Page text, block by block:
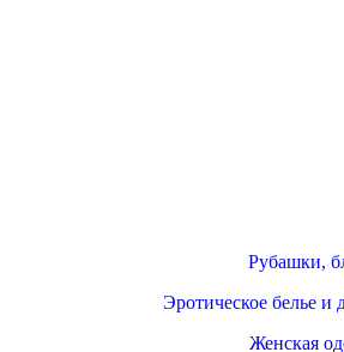
Рубашки,
Эротическое белье
Женская